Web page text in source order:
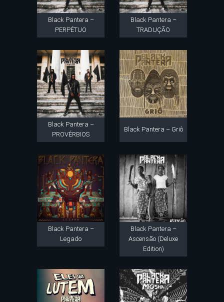
Black Pantera –
PERPÉTUO
Black Pantera –
TRADUÇÃO
Black Pantera –
PROVÉRBIOS
Black Pantera – Griô
Black Pantera –
Legado
Black Pantera –
Ascensão (Deluxe
Edition)